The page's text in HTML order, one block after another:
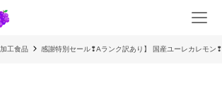
加工食品 感謝特別セール❢Aランク訳あり】 国産ユーレカレモン